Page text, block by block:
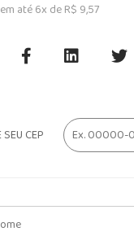
em até 6x de R$ 9,57
CEP